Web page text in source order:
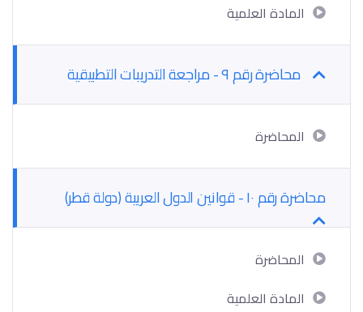
المادة العلمية
محاضرة رقم ٩ - مراجعة التدريبات التطبيقية
المحاضرة
محاضرة رقم ١٠ - قوانين الدول العربية (دولة قطر)
المحاضرة
المادة العلمية